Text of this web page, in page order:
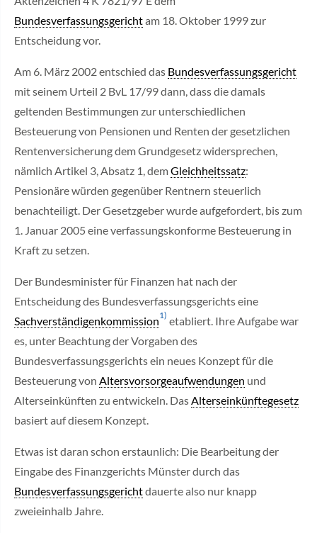
Bundesverfassungsgerichtam 18. Oktober 1999 zur
Entscheidung vor.
Am 6. März 2002 entschied das Bundesverfassungsgericht
mit seinem Urteil 2 BvL 17/99 dann, dass die damals
geltenden Bestimmungen zur unterschiedlichen
Besteuerung von Pensionen und Renten der gesetzlichen
Rentenversicherung dem Grundgesetz widersprechen,
nämlich Artikel 3, Absatz 1, demGleichheitssatz:
Pensionäre würden gegenüber Rentnern steuerlich
benachteiligt. Der Gesetzgeber wurde aufgefordert, bis zum
1. Januar 2005 eine verfassungskonforme Besteuerung in
Kraft zu setzen.
Der Bundesminister für Finanzen hat nach der
Entscheidung des Bundesverfassungsgerichts eine
Sachverständigenkommission1) etabliert. Ihre Aufgabe war
es, unter Beachtung der Vorgaben des
Bundesverfassungsgerichts ein neues Konzept für die
Besteuerung von Altersvorsorgeaufwendungen und
Alterseinkünften zu entwickeln. DasAlterseinkünftegesetz
basiert auf diesem Konzept.
Etwas ist daran schon erstaunlich: Die Bearbeitung der
Eingabe des Finanzgerichts Münster durch das
Bundesverfassungsgerichtdauerte also nur knapp
zweieinhalb Jahre.